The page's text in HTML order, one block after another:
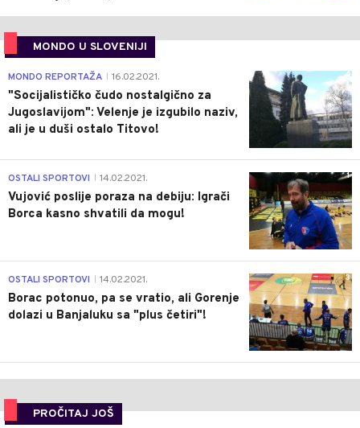
MONDO U SLOVENIJI
4
MONDO REPORTAŽA 16.02.2021.
"Socijalističko čudo nostalgično za
Jugoslavijom": Velenje je izgubilo naziv,
ali je u duši ostalo Titovo!
1
OSTALI SPORTOVI 14.02.2021.
Vujović poslije poraza na debiju: Igrači
Borca kasno shvatili da mogu!
3
OSTALI SPORTOVI 14.02.2021.
Borac potonuo, pa se vratio, ali Gorenje
dolazi u Banjaluku sa "plus četiri"!
PROČITAJ JOŠ